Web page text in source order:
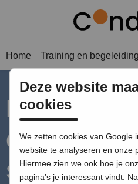
Home Training en begeleiding
Ik breek
de
stokbrood
Deze website
cookies
We zetten cookies van Google
website te analyseren en onze
Hiermee zien we ook hoe je
pagina’s je interessant vindt.